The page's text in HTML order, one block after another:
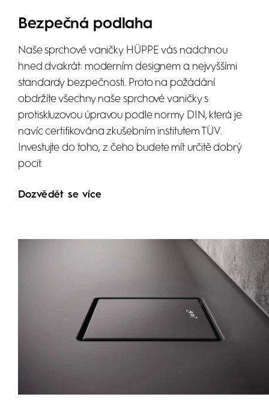
Bezpečná podlaha
Naše sprchové vaničky HÜPPE vás nadchnou
hned dvakrát: moderním designem a nejvyššími
standardy bezpečnosti. Proto na požádání
obdržíte všechny naše sprchové vaničky s
protiskluzovou úpravou podle normy DIN, která je
navíc certifikována zkušebním institutem TÜV.
Investujte do toho, z čeho budete mít určitě dobrý
pocit.
Dozvědět se více